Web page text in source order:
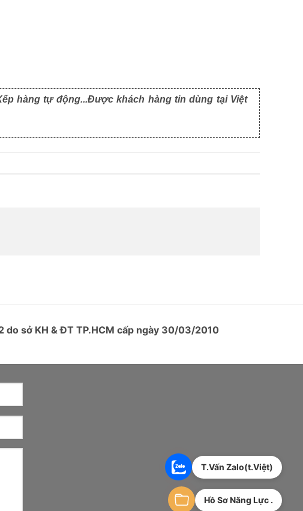
hàng tự động...Được khách hàng tin dùng tại Việt
do sở KH & ĐT TP.HCM cấp ngày 30/03/2010
T.Vấn Zalo(t.Việt)
Hồ Sơ Năng Lực .